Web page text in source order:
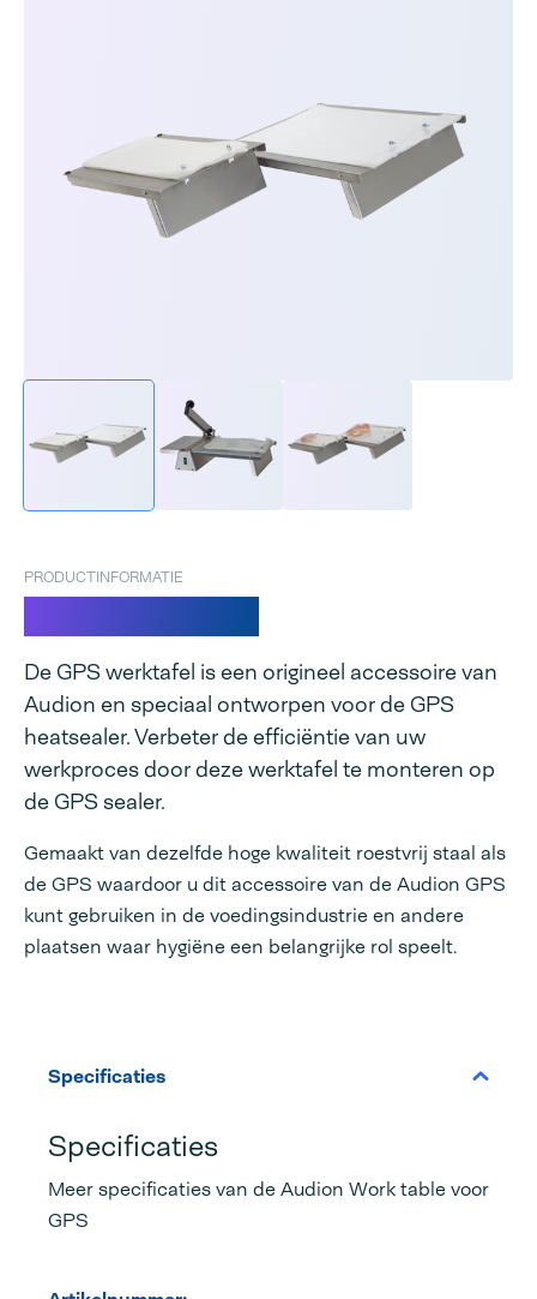
PRODUCTINFORMATIE
De GPS werktafel is een origineel accessoire van
Audion en speciaal ontworpen voor de GPS
heatsealer. Verbeter de efficiëntie van uw
werkproces door deze werktafel te monteren op
de GPS sealer.
Gemaakt van dezelfde hoge kwaliteit roestvrij staal als
de GPS waardoor u dit accessoire van de Audion GPS
kunt gebruiken in de voedingsindustrie en andere
plaatsen waar hygiëne een belangrijke rol speelt.
Specificaties
Specificaties
Meer specificaties van de Audion Work table voor
GPS